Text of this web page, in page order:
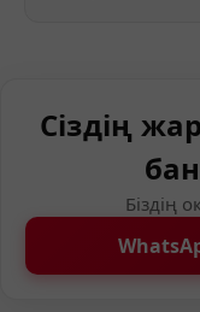
Сіздің
Біздің